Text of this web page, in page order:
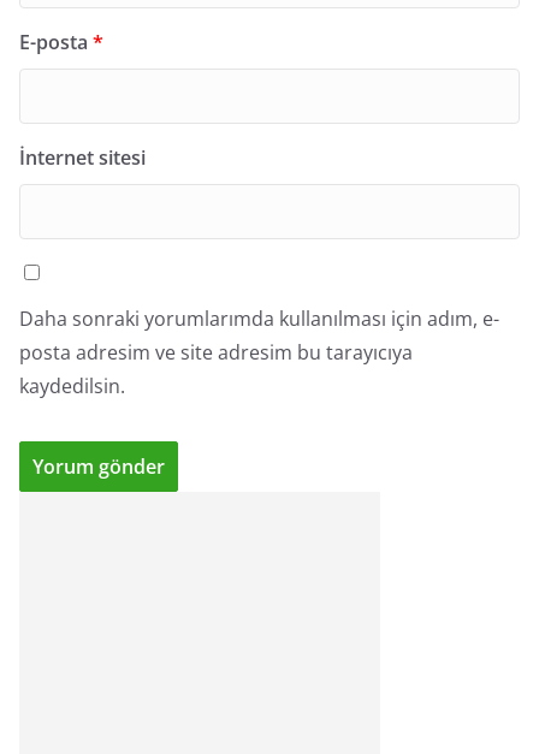
E-posta *
İnternet sitesi
Daha sonraki yorumlarımda kullanılması için adım, e-
posta adresim ve site adresim bu tarayıcıya
kaydedilsin.